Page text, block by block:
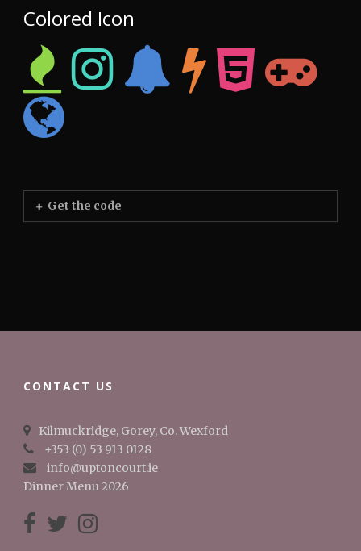
Colored Icon
Get the code
CONTACT US
Kilmuckridge, Gorey, Co. Wexford
+353 (0) 53 913 0128
info@uptoncourt.ie
Dinner Menu 2026